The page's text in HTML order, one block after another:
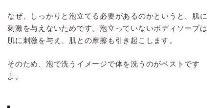
なぜ、しっかりと泡立てる必要があるのかというと、肌に
刺激を与えないためです。泡立っていないボディソープは
肌に刺激を与え、肌との摩擦も引き起こします。
そのため、泡で洗うイメージで体を洗うのがベストです
よ。